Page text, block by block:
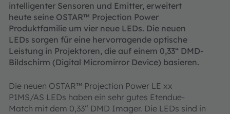
intelligenter Sensoren und Emitter, erweitert
heute seine OSTAR™ Projection Power
Produktfamilie um vier neue LEDs. Die neuen
LEDs sorgen für eine hervorragende optische
Leistung in Projektoren, die auf einem 0,33“ DMD-
Bildschirm (Digital Micromirror Device) basieren.
Die neuen OSTAR™ Projection Power LE xx
P1MS/AS LEDs haben ein sehr gutes Etendue-
Match mit dem 0,33“ DMD Imager. Die LEDs sind in